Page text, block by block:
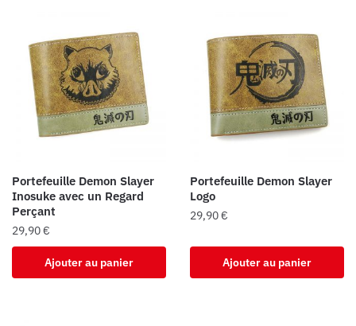
Portefeuille Demon Slayer
Inosuke avec un Regard
Perçant
29,90€
Ajouter au panier
Portefeuille Demon Slayer
Logo
29,90€
Ajouter au panier